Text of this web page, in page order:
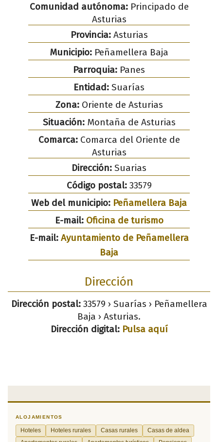
Comunidad autónoma:Principado de
Asturias
Provincia:Asturias
Municipio: Peñamellera Baja
Parroquia: Panes
Entidad: Suarías
Zona:Oriente de Asturias
Situación:Montaña de Asturias
Comarca:Comarca del Oriente de
Asturias
Dirección: Suarias
Código postal:33579
Web del municipio: Peñamellera Baja
E-mail: Oficina de turismo
E-mail: Ayuntamiento de Peñamellera
Baja
Dirección
Dirección postal:33579 › Suarías › Peñamellera
Baja › Asturias.
Dirección digital: Pulsa aquí